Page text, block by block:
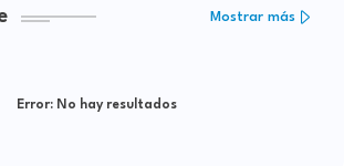
Mostrar más
Error:No hay resultados